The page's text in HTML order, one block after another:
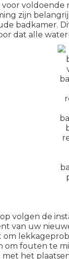
voor voldoende
zijn
badkamer.
dat alle
volgen de
van uw
om
om fouten te
het